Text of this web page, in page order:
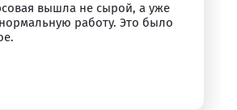
вышла не сырой, а уже
работу. Это было